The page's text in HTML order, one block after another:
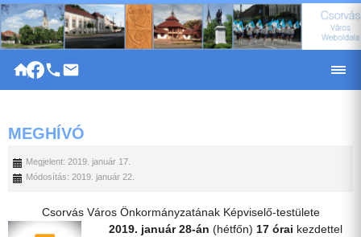
|
MEGHÍVÓ
Megjelent: 2019. január 17.
Módosítás: 2019. január 22.
Csorvás Város Önkormányzatának Képviselő-testülete
2019. január 28-án (hétfőn) 17 órai kezdettel